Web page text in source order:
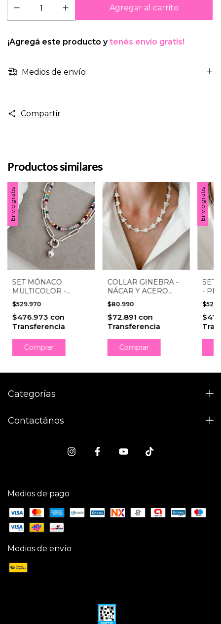
¡Agregá este producto ytenés envío gratis!
Medios de envío
Compartir
Productos similares
Envío gratis
SET MÓNACO
MULTICOLOR -
PLATA 925
$529.970
$476.973 con
Transferencia
COLLAR GINEBRA -
NÁCAR Y ACERO
QUIRÚRGICO
$80.990
$72.891 con
Transferencia
Envío gratis
SET
-
Categorías
Contactános
Medios de pago
Medios de envío